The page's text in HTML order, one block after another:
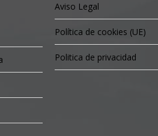
Aviso Legal
Política de cookies (UE)
Politica de privacidad